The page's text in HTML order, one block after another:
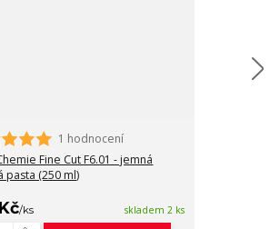
1 hodnocení
Fine Cut F6.01 - jemná
pasta (250 ml)
/ks skladem 2 ks